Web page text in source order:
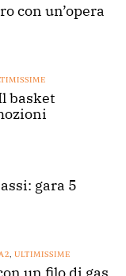
con un’opera
basket
gara 5
ULTIMISSIME
un filo di gas.